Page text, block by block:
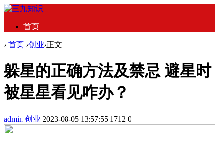
首页
› 首页 ›创业›正文
躲星的正确方法及禁忌 避星时
被星星看见咋办？
admin 创业 2023-08-05 13:57:55 1712 0